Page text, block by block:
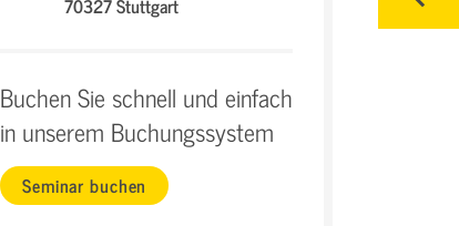
Buchen Sie schnell und einfach
in unserem Buchungssystem
Seminar buchen